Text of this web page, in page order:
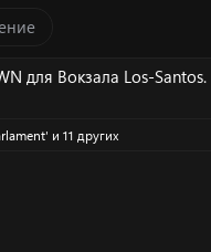
для Вокзала Los-Santos.
и 11 других